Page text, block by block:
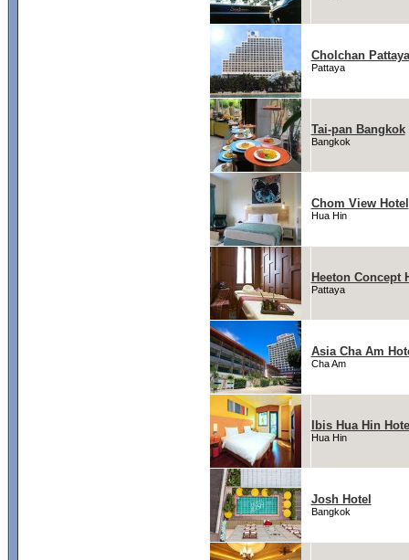
Cholchan
Pattaya
Tai-pan Bangkok
Bangkok
Chom View Hotel
Hua Hin
Heeton Concept
Pattaya
Asia Cha Am
Cha Am
Ibis Hua Hin Hotel
Hua Hin
Josh Hotel
Bangkok